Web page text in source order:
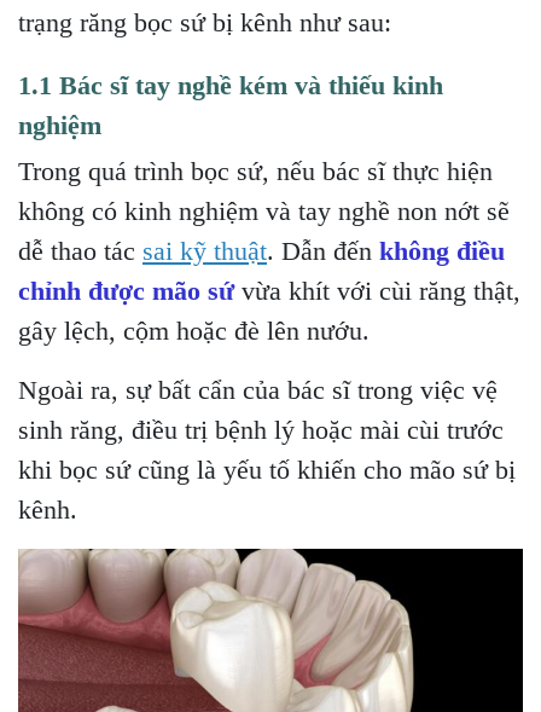
trạng răng bọc sứ bị kênh như sau:
1.1 Bác sĩ tay nghề kém và thiếu kinh
nghiệm
Trong quá trình bọc sứ, nếu bác sĩ thực hiện
không có kinh nghiệm và tay nghề non nớt sẽ
dễ thao tác sai kỹ thuật. Dẫn đến không điều
chỉnh được mão sứvừa khít với cùi răng thật,
gây lệch, cộm hoặc đè lên nướu.
Ngoài ra, sự bất cẩn của bác sĩ trong việc vệ
sinh răng, điều trị bệnh lý hoặc mài cùi trước
khi bọc sứ cũng là yếu tố khiến cho mão sứ bị
kênh.